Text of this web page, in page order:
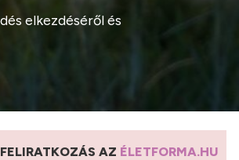
elkezdéséről és
FELIRATKOZÁS AZ ÉLETFORMA.HU